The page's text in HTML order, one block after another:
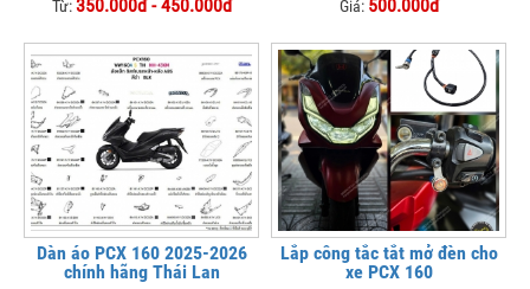
Từ:350.000đ - 450.000đ Giá: 500.000đ
Dàn áo PCX 160 2025-2026
chính hãng Thái Lan
Lắp công tắc tắt mở đèn cho
xe PCX 160